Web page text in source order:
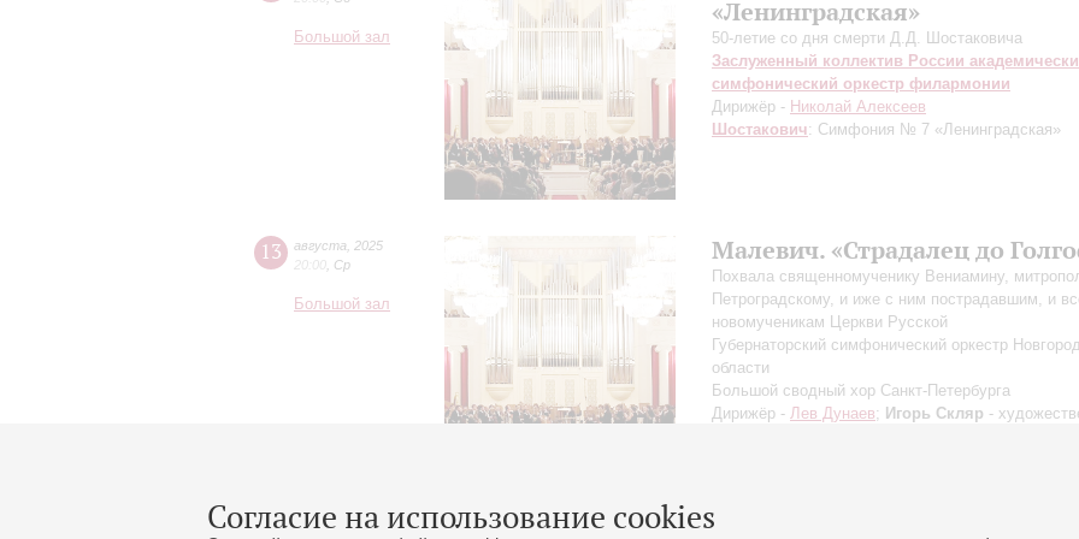
Согласие на использование cookies
Большой зал
«Ленинградская»
50-летие со дня смерти Д.Д. Шостаковича
Заслуженный коллектив России
симфонический оркестр филармонии
Дирижёр - Николай Алексеев
Шостакович: Симфония № 7 «Ленинградская»
13 августа
2025
20:00 Ср
Большой зал
Малевич. «Страдалец до
Похвала священномученику Вениамину,
Петроградскому, и иже с ним пострадавшим, и
новомученикам Церкви Русской
Губернаторский симфонический оркестр
области
Большой сводный хор Санкт-Петербурга
Дирижёр - Лев Дунаев; Игорь Скляр -